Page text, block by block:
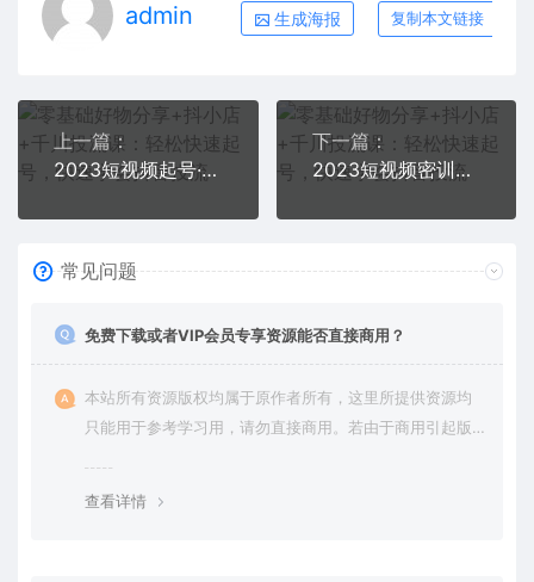
admin 生成海报 复制本文链接
上一篇：
2023短视频起号·差异化定位课：0~1做懂抖音（定位+内容+投流+运营）
下一篇：
2023短视频密训圈：领先同行·新玩法，醒翻灌顶·新思路（28节课时）
常见问题
免费下载或者VIP会员专享资源能否直接商用？
本站所有资源版权均属于原作者所有，这里所提供资源均
只能用于参考学习用，请勿直接商用。若由于商用引起版
查看详情